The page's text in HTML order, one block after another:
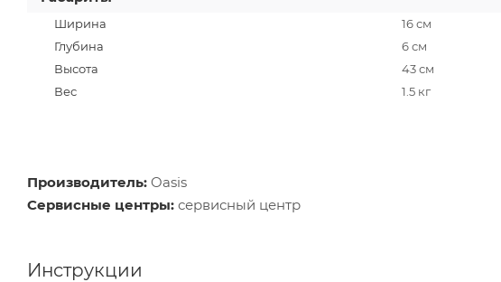
Ширина
16 см
Глубина
6 см
Высота
43 см
Вес
1.5 кг
Производитель: Oasis
Сервисные центры: сервисный центр
Инструкции